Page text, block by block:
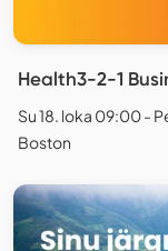
Health3-2-1
Su 18. loka 09:00 -
Boston